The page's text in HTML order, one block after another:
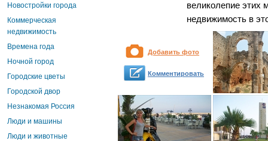
Новостройки города
Коммерческая
недвижимость
Времена года
Ночной город
Городские цветы
Городской двор
Незнакомая Россия
Люди и машины
Люди и животные
великолепие этих
недвижимость в
Добавить фото
Комментировать